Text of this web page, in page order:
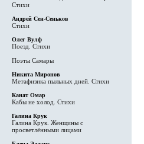
Стихи
Андрей Сен-Сеньков
Стихи
Олег Вулф
Поезд. Стихи
Поэты Самары
Никита Миронов
Метафизика пыльных дней. Стихи
Канат Омар
Кабы не холод. Стихи
Галина Крук
Галина Крук. Женщины с
просветлёнными лицами